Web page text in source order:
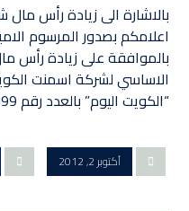
بالاشارة الى زيادة رأس
بالموافقة على زيادة رأس
الاساسي لشركة اسمنت
“الكويت اليوم” بالعدد رقم 1099 الصادر بتاريخ 30-09-2012 .‏
أكتوبر 2, 2012